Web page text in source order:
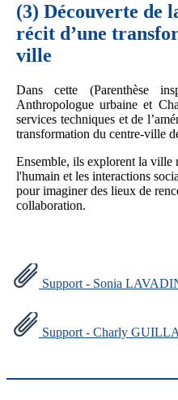
(3) Découverte de
récit d’une
ville
Dans cette (Parenthèse
Anthropologue urbaine et
services techniques et de
transformation du centre-ville
Ensemble, ils explorent la ville
l'humain et les interactions
pour imaginer des lieux de
collaboration.
Support - Sonia
Support - Charly